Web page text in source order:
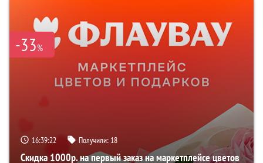
-33%
16:39:20 Получили: 18
Скидка 1000р. на первый заказ на маркетплейсе цветов